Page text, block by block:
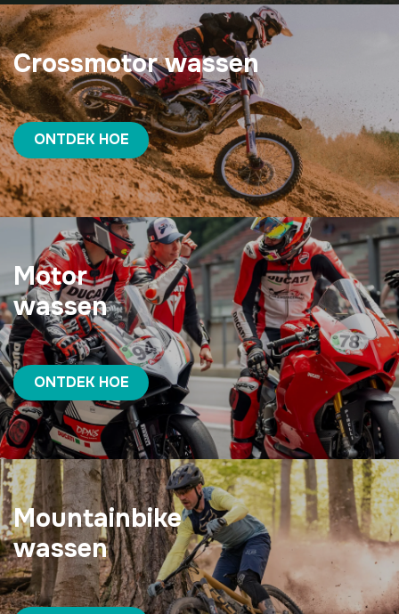
Crossmotor wassen
ONTDEK HOE
Motor
wassen
ONTDEK HOE
Mountainbike
wassen